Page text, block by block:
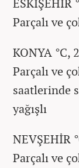
ESKİŞEHİR
Parçalı ve
KONYA °C,
Parçalı ve
saatlerinde
yağışlı
NEVŞEHİR
Parçalı ve